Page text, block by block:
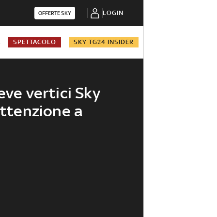
OFFERTE SKY LOGIN
SPETTACOLO SKY TG24 INSIDER
vertici Sky
a